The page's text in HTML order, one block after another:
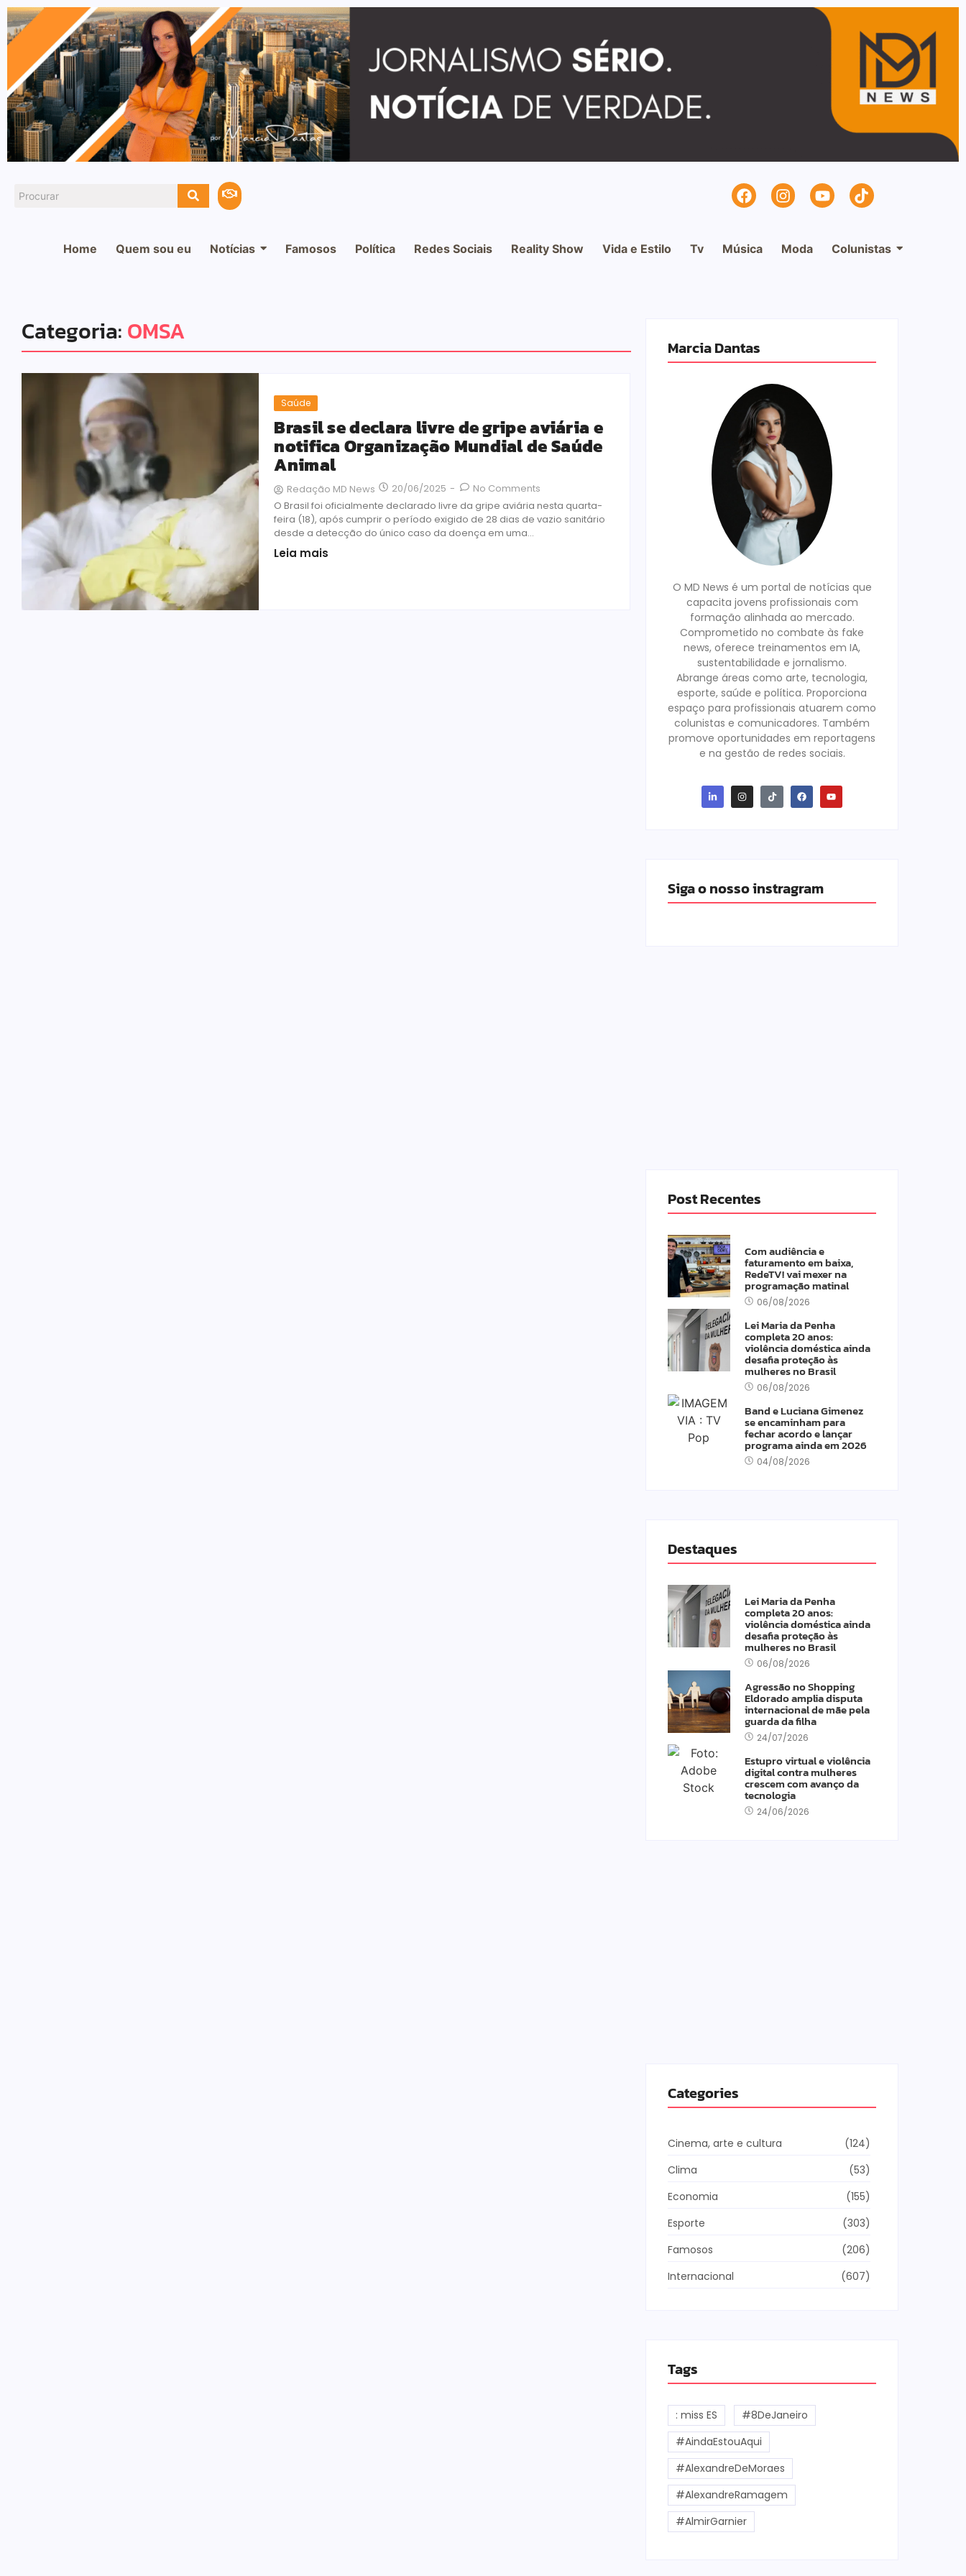
Home Quem sou eu Notícias Famosos Política Redes Sociais Reality Show Vida e Estilo Tv Música Moda Colunistas
Categoria: OMSA
Saúde
Brasil se declara livre de gripe aviária e
notifica Organização Mundial de Saúde
Animal
Redação MD News 20/06/2025 -
No Comments
O Brasil foi oficialmente declarado livre da gripe aviária nesta quarta-
feira (18), após cumprir o período exigido de 28 dias de vazio sanitário
desde a detecção do único caso da doença em uma...
Leia mais
Marcia Dantas
O MD News é um portal de notícias que
capacita jovens profissionais com
formação alinhada ao mercado.
Comprometido no combate às fake
news, oferece treinamentos em IA,
sustentabilidade e jornalismo.
Abrange áreas como arte, tecnologia,
esporte, saúde e política. Proporciona
espaço para profissionais atuarem como
colunistas e comunicadores. Também
promove oportunidades em reportagens
e na gestão de redes sociais.
Siga o nosso instragram
Post Recentes
Com audiência e
faturamento em baixa,
RedeTV! vai mexer na
programação matinal
06/08/2026
Lei Maria da Penha
completa 20 anos:
violência doméstica ainda
desafia proteção às
mulheres no Brasil
06/08/2026
Band e Luciana Gimenez
se encaminham para
fechar acordo e lançar
programa ainda em 2026
04/08/2026
Destaques
Lei Maria da Penha
completa 20 anos:
violência doméstica ainda
desafia proteção às
mulheres no Brasil
06/08/2026
Agressão no Shopping
Eldorado amplia disputa
internacional de mãe pela
guarda da filha
24/07/2026
Estupro virtual e violência
digital contra mulheres
crescem com avanço da
tecnologia
24/06/2026
Categories
Cinema, arte e cultura
(124)
Clima
(53)
Economia
(155)
Esporte
(303)
Famosos
(206)
Internacional
(607)
Tags
: miss ES
#8DeJaneiro
#AindaEstouAqui
#AlexandreDeMoraes
#AlexandreRamagem
#AlmirGarnier